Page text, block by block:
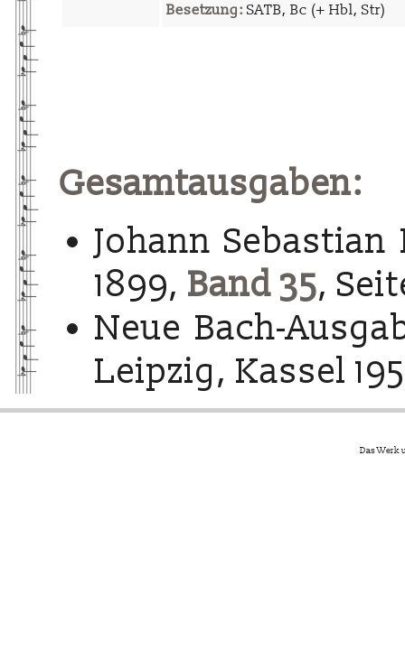
Besetzung: SATB, Bc (+ Hbl, Str)
Gesamtausgaben:
Johann Sebastian
1899, Band 35,
Neue Bach-
Leipzig, Kassel
Das Werk